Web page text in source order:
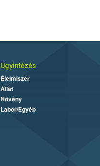
Ügyintézés
Élelmiszer
Állat
Növény
Labor/Egyéb